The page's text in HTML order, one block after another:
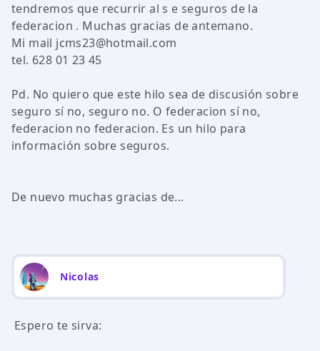
tendremos que recurrir al s e seguros de la
federacion . Muchas gracias de antemano.
Mi mail jcms23@hotmail.com
tel. 628 01 23 45
Pd. No quiero que este hilo sea de discusión sobre
seguro sí no, seguro no. O federacion sí no,
federacion no federacion. Es un hilo para
información sobre seguros.
De nuevo muchas gracias de...
Nicolas
Espero te sirva: